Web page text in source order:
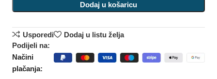
Dodaj u košaricu
Usporedi
Dodaj u listu želja
Podijeli na:
Načini
plačanja: